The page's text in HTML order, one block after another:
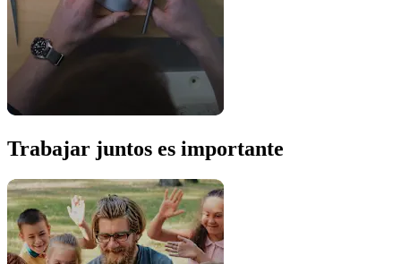
Trabajar juntos es importante